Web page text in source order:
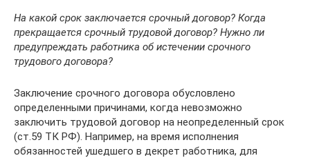
На какой срок заключается срочный договор? Когда
прекращается срочный трудовой договор? Нужно ли
предупреждать работника об истечении срочного
трудового договора?
Заключение срочного договора обусловлено
определенными причинами, когда невозможно
заключить трудовой договор на неопределенный срок
(ст.59 ТК РФ). Например, на время исполнения
обязанностей ушедшего в декрет работника, для